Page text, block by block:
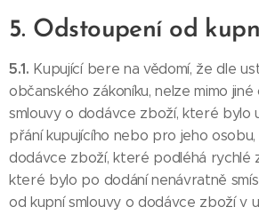
5. Odstoupení od
5.1. Kupující bere na vědomí, že dle
občanského zákoníku, nelze mimo
smlouvy o dodávce zboží, které bylo
přání kupujícího nebo pro jeho
dodávce zboží, které podléhá rychlé
které bylo po dodání nenávratně
od kupní smlouvy o dodávce zboží v